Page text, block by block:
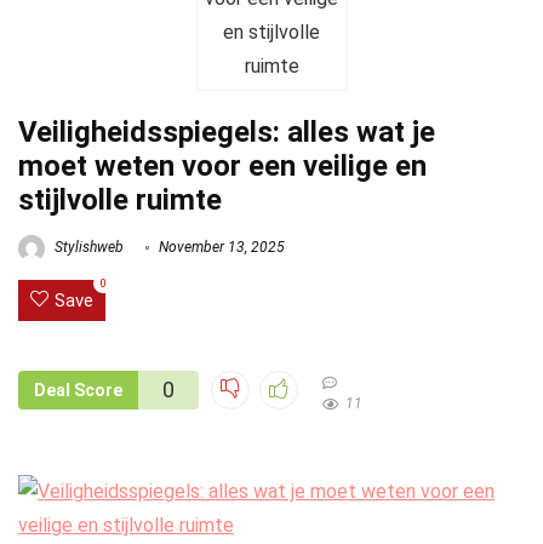
Veiligheidsspiegels: alles wat je
moet weten voor een veilige en
stijlvolle ruimte
Stylishweb November 13, 2025
Save
0
Deal Score 0
11